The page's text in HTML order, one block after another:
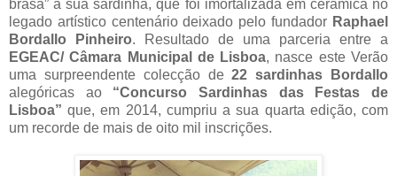
brasa” à sua sardinha, que foi imortalizada em cerâmica no
legado artístico centenário deixado pelo fundador Raphael
Bordallo Pinheiro. Resultado de uma parceria entre a
EGEAC/ Câmara Municipal de Lisboa, nasce este Verão
uma surpreendente colecção de22 sardinhas Bordallo
alegóricas ao “Concurso Sardinhas das Festas de
Lisboa” que, em 2014, cumpriu a sua quarta edição, com
um recorde de mais de oito mil inscrições.